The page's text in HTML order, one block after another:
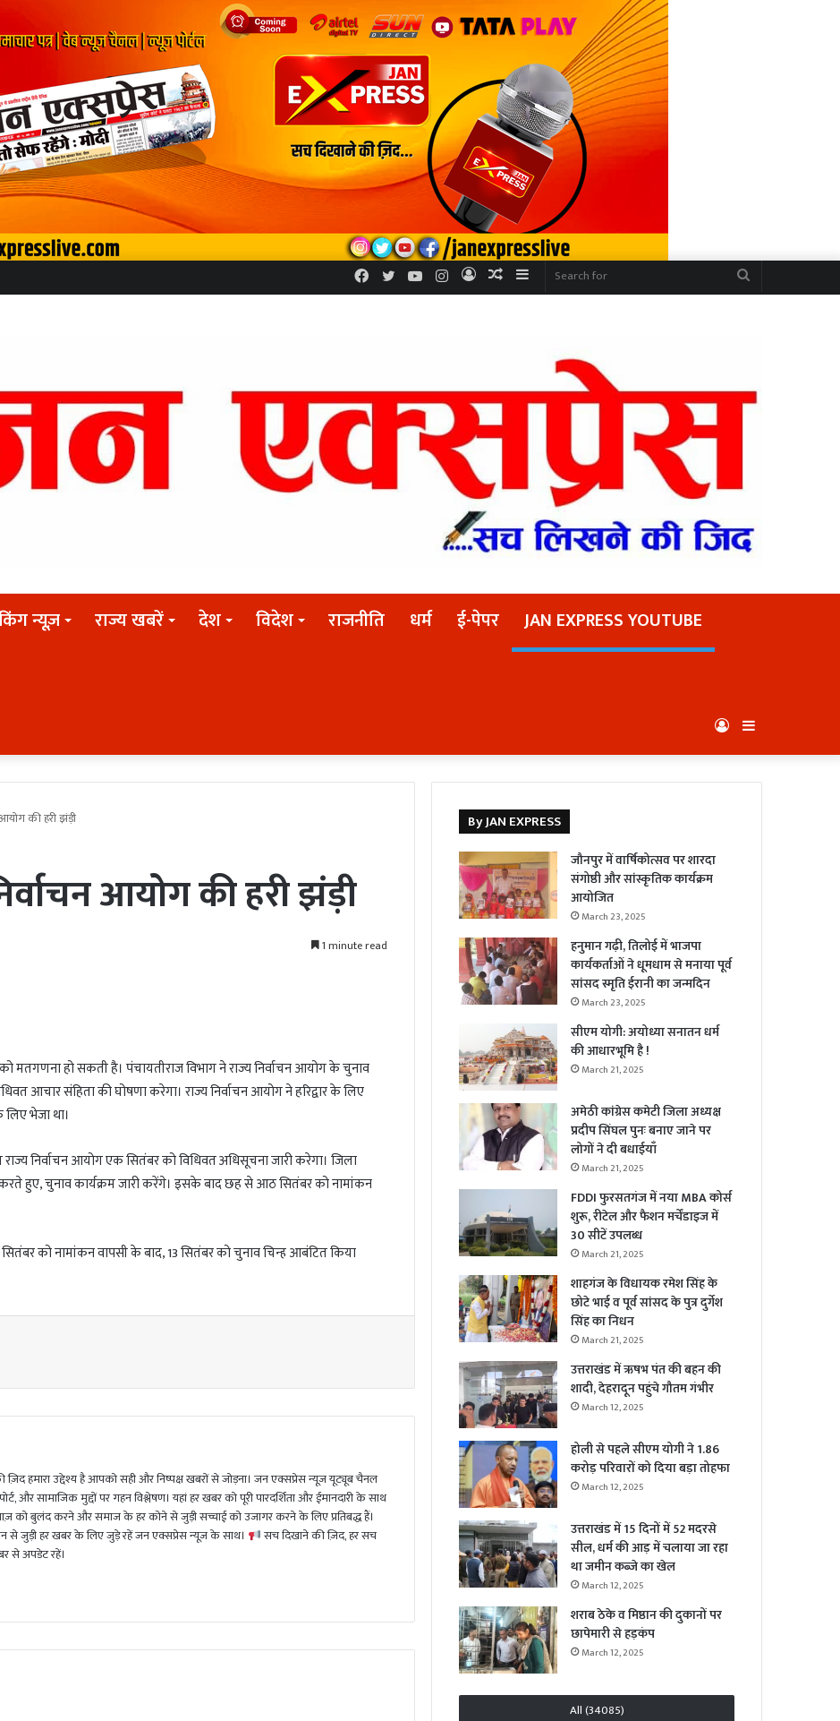
Sidebar
Random
Log
Instagram
YouTube
Twitter
Facebook
न्यूज़ राज्य खबरें देश विदेश राजनीति धर्म ई-पेपर
JAN EXPRESS YOUTUBE
Log
In
की हरी झंड़ी
आयोग की हरी झंड़ी
1 minute read
मतगणना हो सकती है। पंचायतीराज विभाग ने राज्य निर्वाचन आयोग के चुनाव
आचार संहिता की घोषणा करेगा। राज्य निर्वाचन आयोग ने हरिद्वार के लिए
भेजा था।
निर्वाचन आयोग एक सितंबर को विधिवत अधिसूचना जारी करेगा। जिला
करते हुए, चुनाव कार्यक्रम जारी करेंगे। इसके बाद छह से आठ सितंबर को नामांकन
को नामांकन वापसी के बाद, 13 सितंबर को चुनाव चिन्ह आबंटित किया
हमारा उद्देश्य है आपको सही और निष्पक्ष खबरों से जोड़ना। जन एक्सप्रेस न्यूज़ यूट्यूब चैनल
और सामाजिक मुद्दों पर गहन विश्लेषण। यहां हर खबर को पूरी पारदर्शिता और ईमानदारी के साथ
को बुलंद करने और समाज के हर कोने से जुड़ी सच्चाई को उजागर करने के लिए प्रतिबद्ध हैं।
से जुड़ी हर खबर के लिए जुड़े रहें जन एक्सप्रेस न्यूज़ के साथ।
सच दिखाने की ज़िद, हर सच
से अपडेट रहें।
By JAN EXPRESS
जौनपुर में वार्षिकोत्सव पर शारदा
संगोष्ठी और सांस्कृतिक कार्यक्रम
आयोजित
March 23, 2025
हनुमान गढ़ी, तिलोई में भाजपा
कार्यकर्ताओं ने धूमधाम से मनाया पूर्व
सांसद स्मृति ईरानी का जन्मदिन
March 23, 2025
सीएम योगी: अयोध्या सनातन धर्म
की आधारभूमि है !
March 21, 2025
अमेठी कांग्रेस कमेटी जिला अध्यक्ष
प्रदीप सिंघल पुनः बनाए जाने पर
लोगों ने दी बधाईयाँ
March 21, 2025
FDDI फुरसतगंज में नया MBA कोर्स
शुरू, रीटेल और फैशन मर्चेंडाइज में
30 सीटें उपलब्ध
March 21, 2025
शाहगंज के विधायक रमेश सिंह के
छोटे भाई व पूर्व सांसद के पुत्र दुर्गेश
सिंह का निधन
March 21, 2025
उत्तराखंड में ऋषभ पंत की बहन की
शादी, देहरादून पहुंचे गौतम गंभीर
March 12, 2025
होली से पहले सीएम योगी ने 1.86
करोड़ परिवारों को दिया बड़ा तोहफा
March 12, 2025
उत्तराखंड में 15 दिनों में 52 मदरसे
सील, धर्म की आड़ में चलाया जा रहा
था जमीन कब्जे का खेल
March 12, 2025
शराब ठेके व मिष्ठान की दुकानों पर
छापेमारी से हड़कंप
March 12, 2025
All (34085)